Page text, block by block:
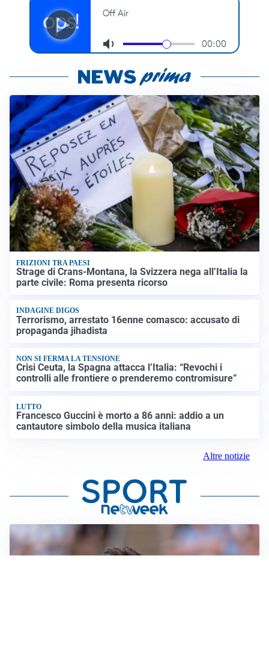
FRIZIONI TRA PAESI
Strage di Crans-Montana, la Svizzera nega all’Italia la
parte civile: Roma presenta ricorso
INDAGINE DIGOS
Terrorismo, arrestato 16enne comasco: accusato di
propaganda jihadista
NON SI FERMA LA TENSIONE
Crisi Ceuta, la Spagna attacca l’Italia: “Revochi i
controlli alle frontiere o prenderemo contromisure”
LUTTO
Francesco Guccini è morto a 86 anni: addio a un
cantautore simbolo della musica italiana
Altre notizie